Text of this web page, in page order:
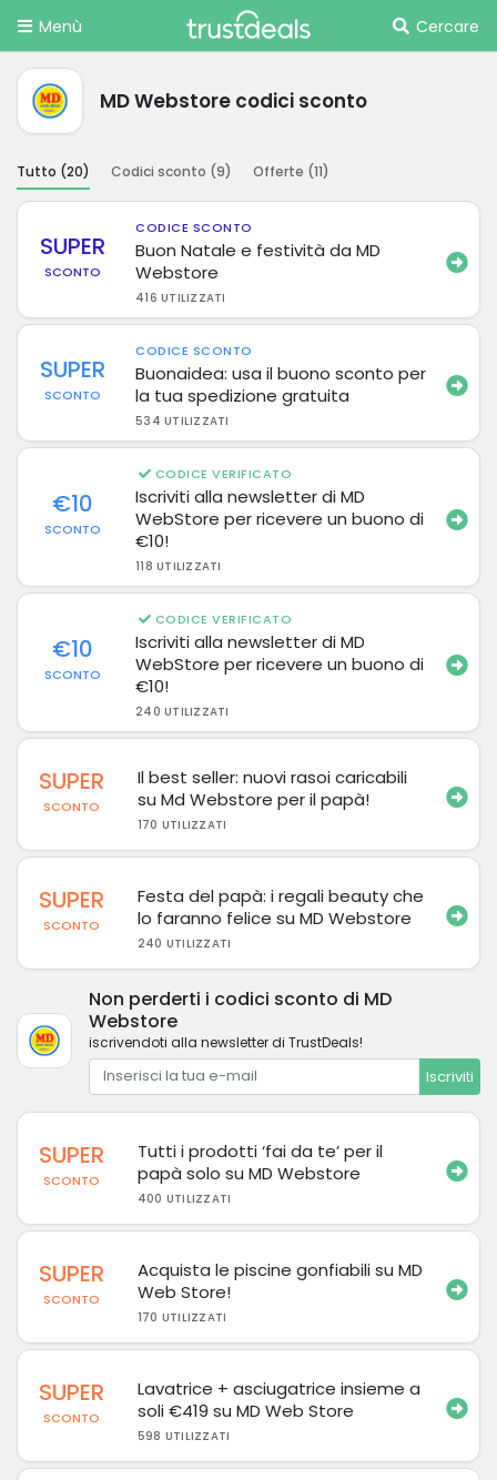
Menù Cercare
MD Webstore codici sconto
Tutto (20) Codici sconto (9) Offerte (11)
SUPER
SCONTO
CODICE SCONTO
Buon Natale e festività da MD
Webstore
416 UTILIZZATI
SUPER
SCONTO
CODICE SCONTO
Buonaidea: usa il buono sconto per
la tua spedizione gratuita
534 UTILIZZATI
€10
SCONTO
CODICE VERIFICATO
Iscriviti alla newsletter di MD
WebStore per ricevere un buono di
€10!
118 UTILIZZATI
€10
SCONTO
CODICE VERIFICATO
Iscriviti alla newsletter di MD
WebStore per ricevere un buono di
€10!
240 UTILIZZATI
SUPER
SCONTO
Il best seller: nuovi rasoi caricabili
su Md Webstore per il papà!
170 UTILIZZATI
SUPER
SCONTO
Festa del papà: i regali beauty che
lo faranno felice su MD Webstore
240 UTILIZZATI
Non perderti i codici sconto di MD
Webstore
iscrivendoti alla newsletter di TrustDeals!
Iscriviti
SUPER
SCONTO
Tutti i prodotti ‘fai da te’ per il
papà solo su MD Webstore
400 UTILIZZATI
SUPER
SCONTO
Acquista le piscine gonfiabili su MD
Web Store!
170 UTILIZZATI
SUPER
SCONTO
Lavatrice + asciugatrice insieme a
soli €419 su MD Web Store
598 UTILIZZATI